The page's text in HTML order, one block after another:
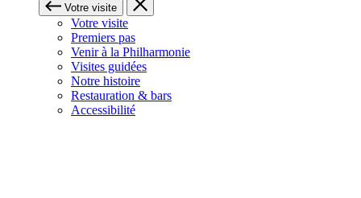
Votre visite
Votre visite
Premiers pas
Venir à la Philharmonie
Visites guidées
Notre histoire
Restauration & bars
Accessibilité